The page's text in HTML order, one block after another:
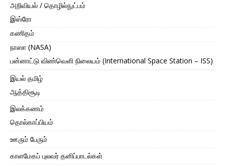
அறிவியல் / தொழில்நுட்பம்
இஸ்ரோ
கணிதம்
நாஸா (NASA)
பன்னாட்டு விண்வெளி நிலையம் (International Space Station – ISS)
இயல் தமிழ்
ஆத்திசூடி
இலக்கணம்
தொல்காப்பியம்
ஊரும் பேரும்
காளமேகப் புலவர் தனிப்பாடல்கள்